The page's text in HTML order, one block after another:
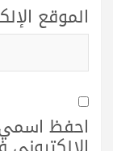
الموقع
احفظ